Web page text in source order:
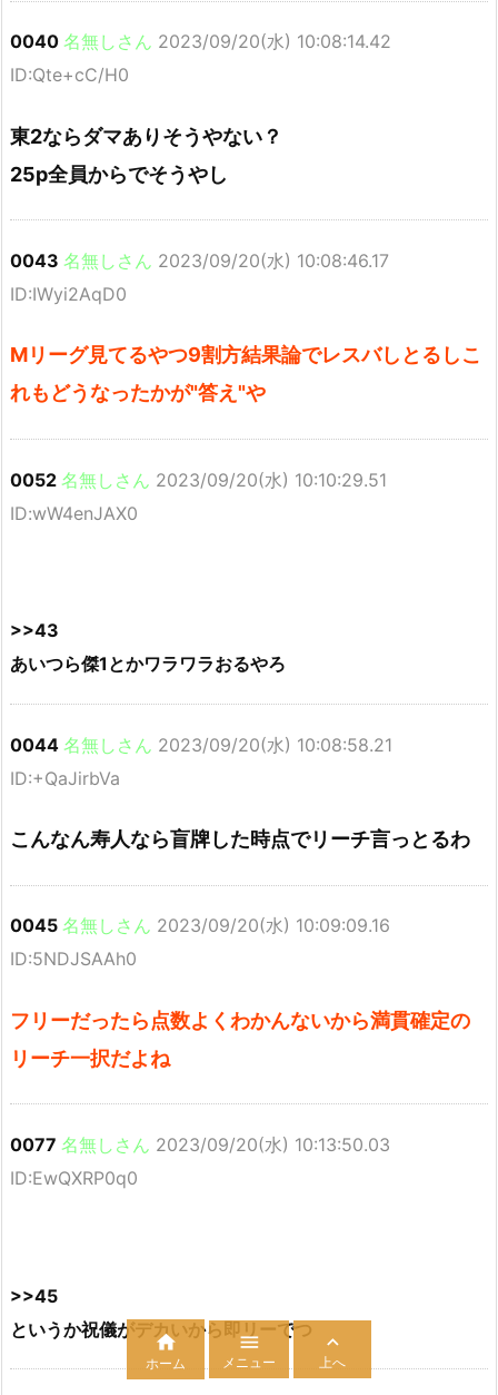
0040 名無しさん 2023/09/20(水) 10:08:14.42
ID:Qte+cC/H0
東2ならダマありそうやない？
25p全員からでそうやし
0043 名無しさん 2023/09/20(水) 10:08:46.17
ID:IWyi2AqD0
Mリーグ見てるやつ9割方結果論でレスバしとるしこ
れもどうなったかが"答え"や
0052 名無しさん 2023/09/20(水) 10:10:29.51
ID:wW4enJAX0
>>43
あいつら傑1とかワラワラおるやろ
0044 名無しさん 2023/09/20(水) 10:08:58.21
ID:+QaJirbVa
こんなん寿人なら盲牌した時点でリーチ言っとるわ
0045 名無しさん 2023/09/20(水) 10:09:09.16
ID:5NDJSAAh0
フリーだったら点数よくわかんないから満貫確定の
リーチ一択だよね
0077 名無しさん 2023/09/20(水) 10:13:50.03
ID:EwQXRP0q0
>>45
というか祝儀がデカいから即リーでつ

ホーム

メニュー

上へ